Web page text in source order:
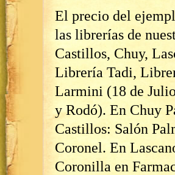
El precio del
las librerías de
Castillos, Chuy,
Librería Tadi,
Larmini (18 de
y Rodó). En Chuy
Castillos: Salón
Coronel. En
Coronilla en